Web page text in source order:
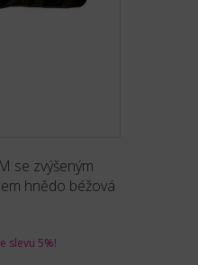
se zvýšeným
hnědo béžová
slevu 5%!